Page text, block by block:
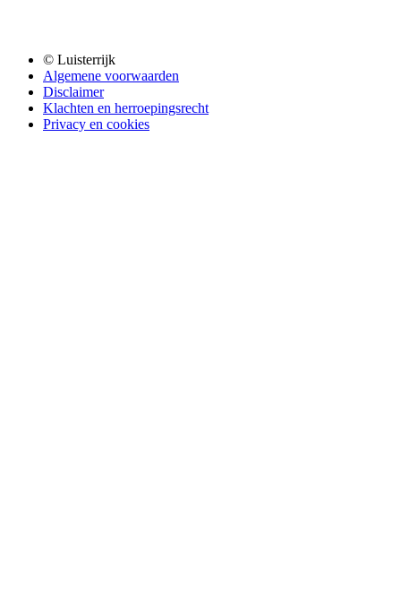
© Luisterrijk
Algemene voorwaarden
Disclaimer
Klachten en herroepingsrecht
Privacy en cookies